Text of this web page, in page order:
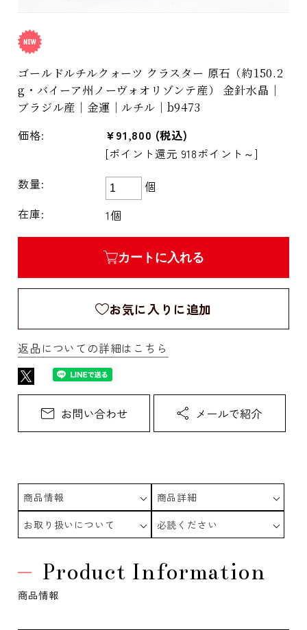
ゴールドルチルクォーツ クラスター 原石（約150.2
g・バイーア州ノーヴォオリゾンテ産） 金針水晶｜
ブラジル産｜金運｜ルチル｜b9473
価格: ¥91,800 (税込)
[ポイント還元 918ポイント～]
数量:
個
在庫:
1個
カートに入れる
お気に入りに追加
返品についての詳細はこちら
商品情報
商品詳細
お取り扱いについて
必読ください
Product Information
商品情報